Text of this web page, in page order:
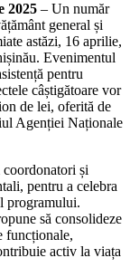
2025 – Un număr
general și
astăzi, 16 aprilie,
Evenimentul
pentru
câștigătoare vor
de lei, oferită de
Agenției Naționale
și
pentru a celebra
programului.
să consolideze
funcționale,
activ la viața